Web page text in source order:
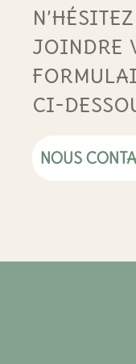
JOINDRE
CI-
NOUS